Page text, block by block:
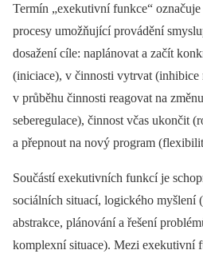
Termín „exekutivní funkce“
procesy umožňující provádění
dosažení cíle: naplánovat a začít
(iniciace), v činnosti vytrvat (inhibice
v průběhu činnosti reagovat na
seberegulace), činnost včas ukončit
a přepnout na nový program
Součástí exekutivních funkcí je
sociálních situací, logického myšlení
abstrakce, plánování a řešení
komplexní situace). Mezi exekutivní